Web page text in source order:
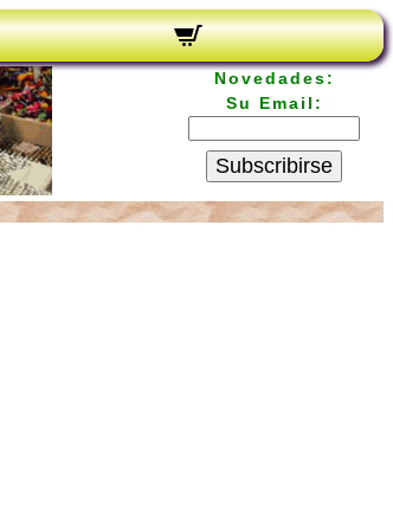
Novedades:
Su Email:
Subscribirse